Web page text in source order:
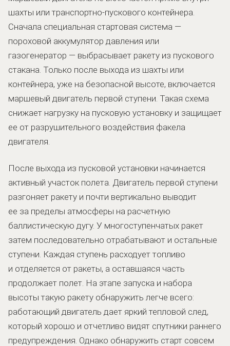
шахты или транспортно-пускового контейнера.
Сначала специальная стартовая система —
пороховой аккумулятор давления или
газогенератор — выбрасывает ракету из пускового
стакана. Только после выхода из шахты или
контейнера, уже на безопасной высоте, включается
маршевый двигатель первой ступени. Такая схема
снижает нагрузку на пусковую установку и защищает
ее от разрушительного воздействия факела
двигателя.
После выхода из пусковой установки начинается
активный участок полета. Двигатель первой ступени
разгоняет ракету и почти вертикально выводит
ее за пределы атмосферы на расчетную
баллистическую дугу. У многоступенчатых ракет
затем последовательно отрабатывают и остальные
ступени. Каждая ступень расходует топливо
и отделяется от ракеты, а оставшаяся часть
продолжает полет. На этапе запуска и набора
высоты такую ракету обнаружить легче всего:
работающий двигатель дает яркий тепловой след,
который хорошо и отчетливо видят спутники раннего
предупреждения. Однако обнаружить старт совсем